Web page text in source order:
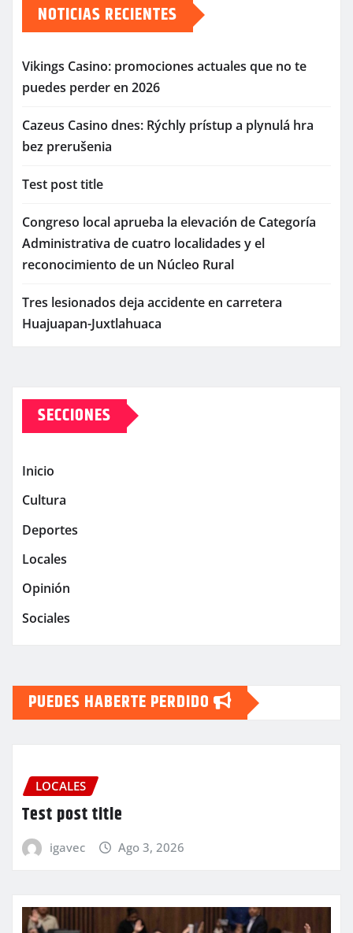
NOTICIAS RECIENTES
Vikings Casino: promociones actuales que no te
puedes perder en 2026
Cazeus Casino dnes: Rýchly prístup a plynulá hra
bez prerušenia
Test post title
Congreso local aprueba la elevación de Categoría
Administrativa de cuatro localidades y el
reconocimiento de un Núcleo Rural
Tres lesionados deja accidente en carretera
Huajuapan-Juxtlahuaca
SECCIONES
Inicio
Cultura
Deportes
Locales
Opinión
Sociales
PUEDES HABERTE PERDIDO
LOCALES
Test post title
igavec Ago 3, 2026